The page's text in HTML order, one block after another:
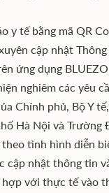
y tế bằng mã QR
cập nhật
ứng dụng
nghiêm các yêu
Chính phủ, Bộ Y
Hà Nội và Trường
theo tình hình diễn
cập nhật thông tin
hợp với thực tế vào